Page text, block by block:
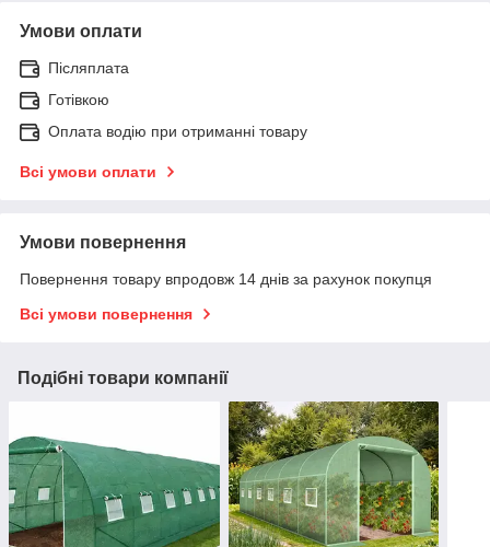
Умови оплати
Післяплата
Готівкою
Оплата водію при отриманні товару
Всі умови оплати
Умови повернення
Повернення товару впродовж 14 днів за рахунок покупця
Всі умови повернення
Подібні товари компанії